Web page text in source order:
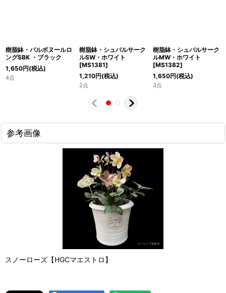
樹脂鉢・パルボヌールロ
ングSBK ・ブラック
1,650円(税込)
4点
樹脂鉢・シュバルサーク
ルSW・ホワイト
[MS1381]
1,210円(税込)
2点
樹脂鉢・シュバルサーク
ルMW・ホワイト
[MS1382]
1,650円(税込)
3点
参考画像
スノーローズ【HGCマエストロ】